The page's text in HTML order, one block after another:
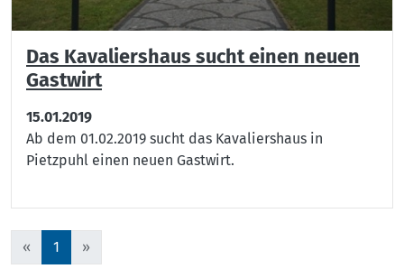
Das Kavaliershaus sucht einen neuen
Gastwirt
15.01.2019
Ab dem 01.02.2019 sucht das Kavaliershaus in
Pietzpuhl einen neuen Gastwirt.
« 1 »